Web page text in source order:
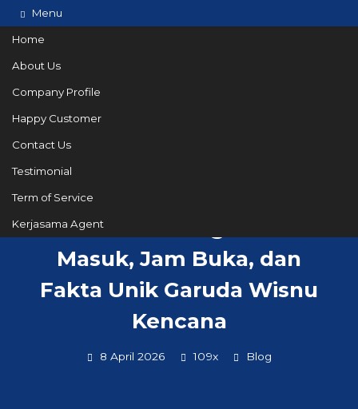
Menu
Home
About Us
Company Profile
Happy Customer
Contact Us
Testimonial
Term of Service
Kerjasama AgentGWK Bali: Harga Tiket
Masuk, Jam Buka, dan
Fakta Unik Garuda Wisnu
Kencana
8 April 2026 109x Blog